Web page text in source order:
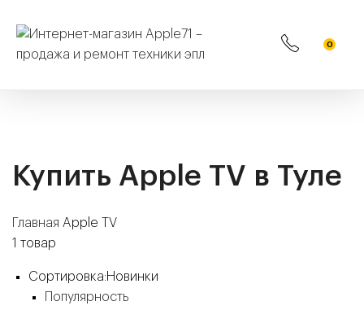
0
Купить Apple TV в Туле
Главная Apple TV
1 товар
Сортировка:Новинки
Популярность